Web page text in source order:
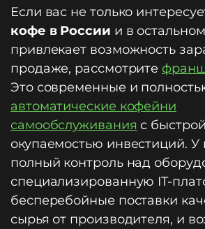
Если вас не только
кофе в России и в
привлекает возможность
продаже, рассмотрите
Это современные и
автоматические кофейни
самообслуживания с быстрой
окупаемостью инвестиций. У
полный контроль над
специализированную IT-
бесперебойные поставки
сырья от производителя, и